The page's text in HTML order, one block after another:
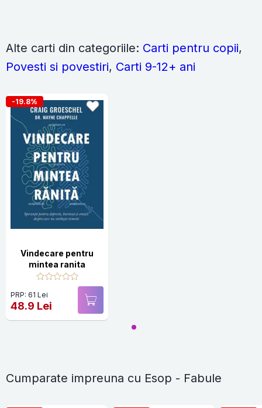
Alte carti din categoriile: Carti pentru copii,
Povesti si povestiri, Carti 9-12+ ani
-19.8%
Vindecare pentru
mintea ranita
PRP: 61 Lei
48.9 Lei
Cumparate impreuna cu Esop - Fabule